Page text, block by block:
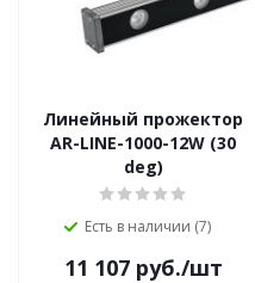
Линейный прожектор
AR-LINE-1000-12W (30
deg)
Есть в наличии (7)
11 107руб./шт